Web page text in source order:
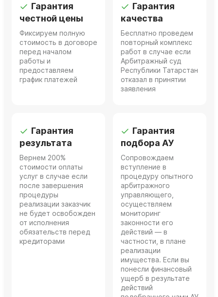
Гарантия
честной цены
Фиксируем полную
стоимость в договоре
перед началом
работы и
предоставляем
график платежей
Гарантия
качества
Бесплатно проведем
повторный комплекс
работ в случае если
Арбитражный суд
Республики Татарстан
отказал в принятии
заявления
Гарантия
результата
Вернем 200%
стоимости оплаты
услуг в случае если
после завершения
процедуры
реализации заказчик
не будет освобожден
от исполнения
обязательств перед
кредиторами
Гарантия
подбора АУ
Сопровождаем
вступление в
процедуру опытного
арбитражного
управляющего,
осуществляем
мониторинг
законности его
действий — в
частности, в плане
реализации
имущества. Если вы
понесли финансовый
ущерб в результате
действий